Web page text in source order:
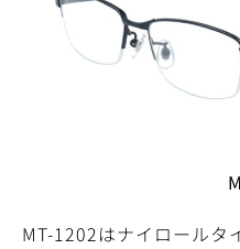
MT-1202はナイロールタ